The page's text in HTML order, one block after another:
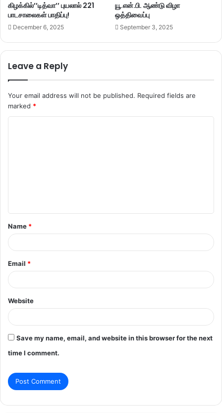
கிழக்கில்’’டித்வா’’ புயலால் 221
பாடசாலைகள் பாதிப்பு!
December 6, 2025
யூ.என்.பி. ஆண்டு விழா
ஒத்திவைப்பு
September 3, 2025
Leave a Reply
Your email address will not be published. Required fields are
marked *
t
*
Name *
Email *
Website
Save my name, email, and website in this browser for the next
time I comment.